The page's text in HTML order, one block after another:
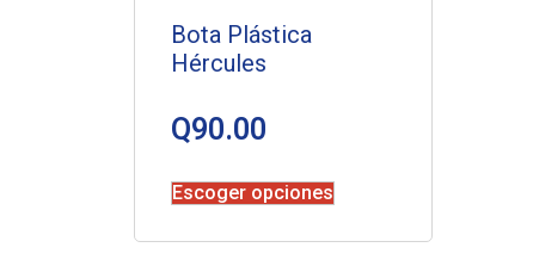
Bota Plástica
Hércules
Q90.00
Escoger opciones